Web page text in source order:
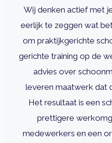
Wij denken actief met
eerlijk te zeggen wat
om praktijkgerichte
gerichte training op de
advies over
leveren maatwerk dat
Het resultaat is een
prettigere
medewerkers en een